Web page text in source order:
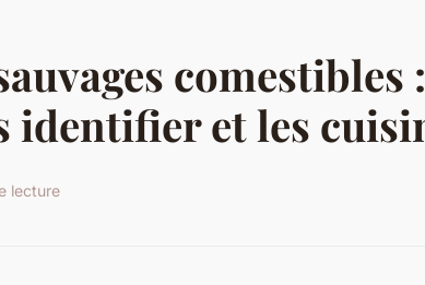
comestibles :
identifier et les
lecture